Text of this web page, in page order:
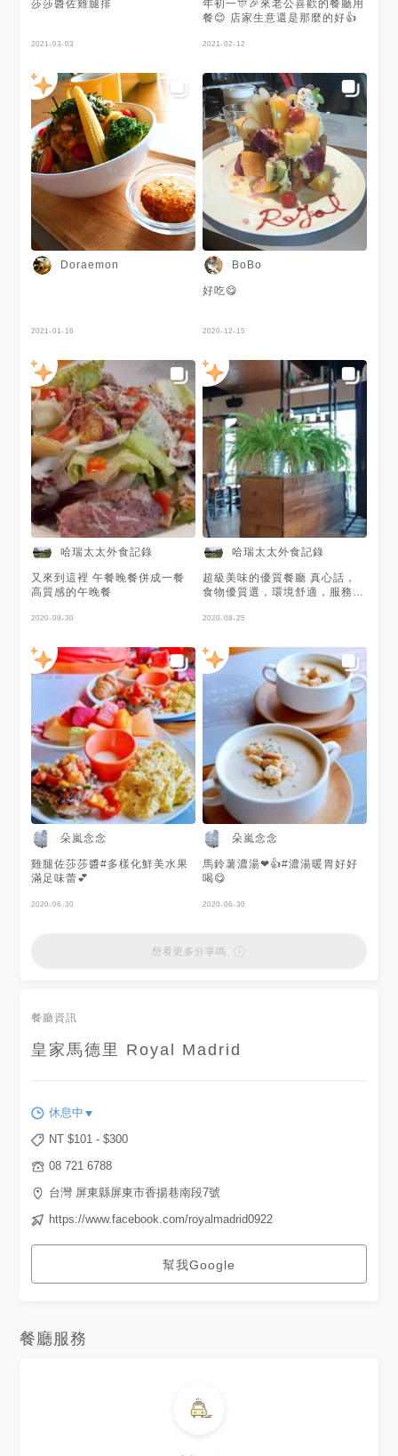
莎莎醬佐雞腿排
2021-03-03
年初一🎊🎉來老公喜歡的餐廳用
餐😊 店家生意還是那麼的好👍
2021-02-12
Doraemon
2021-01-16
BoBo
好吃😋
2020-12-15
哈瑞太太外食記錄
又來到這裡 午餐晚餐併成一餐
高質感的午晚餐
2020-09-30
哈瑞太太外食記錄
超級美味的優質餐廳 真心話，
食物優質選，環境舒適，服務
入。因為會人多時，會需稍微等
2020-08-25
朵嵐念念
雞腿佐莎莎醬#多樣化鮮美水果
滿足味蕾💕
2020-06-30
朵嵐念念
馬鈴薯濃湯❤👍#濃湯暖胃好好
喝😋
2020-06-30
想看更多分享嗎
餐廳資訊
皇家馬德里 Royal Madrid
休息中
NT $101 - $300
08 721 6788
台灣 屏東縣屏東市香揚巷南段7號
https://www.facebook.com/royalmadrid0922
幫我Google
餐廳服務